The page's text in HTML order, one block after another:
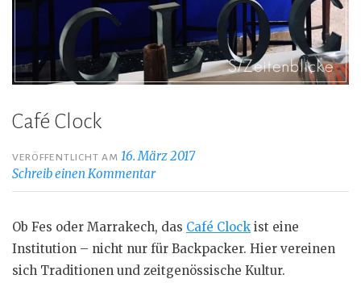
Café Clock
VERÖFFENTLICHT AM16. März 2017
Schreib einen Kommentar
Ob Fes oder Marrakech, das Café Clock ist eine
Institution – nicht nur für Backpacker. Hier vereinen
sich Traditionen und zeitgenössische Kultur.